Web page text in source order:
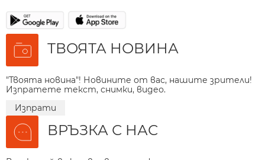
ТВОЯТА НОВИНА
"Твоята новина"! Новините от вас, нашите зрители!
Изпратете текст, снимки, видео.
Изпрати
ВРЪЗКА С НАС